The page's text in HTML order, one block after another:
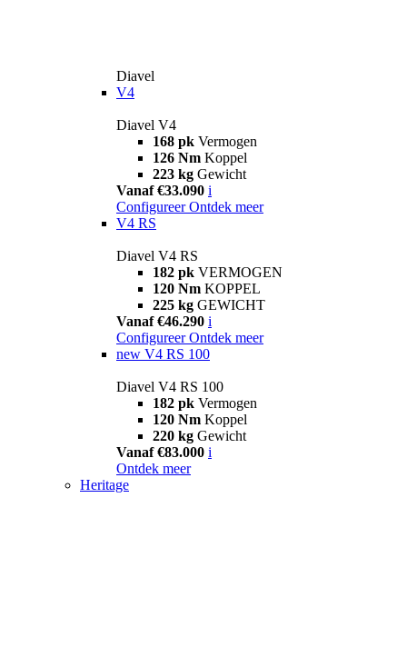
Diavel
V4
Diavel V4
168 pk Vermogen
126 Nm Koppel
223 kg Gewicht
Vanaf €33.090 i
Configureer Ontdek meer
V4 RS
Diavel V4 RS
182 pk VERMOGEN
120 Nm KOPPEL
225 kg GEWICHT
Vanaf €46.290 i
Configureer Ontdek meer
new V4 RS 100
Diavel V4 RS 100
182 pk Vermogen
120 Nm Koppel
220 kg Gewicht
Vanaf €83.000 i
Ontdek meer
Heritage